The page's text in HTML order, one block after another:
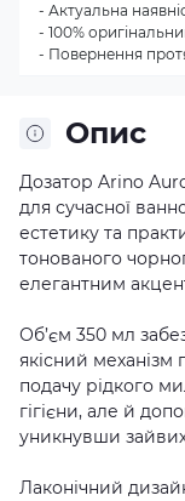
Опис
Дозатор Arino
для сучасної
естетику та
тонованого
елегантним
Об’єм 350 мл
якісний
подачу рідкого
гігієни, але й
уникнувши
Лаконічний
- Актуальна
- 100%
- Повернення